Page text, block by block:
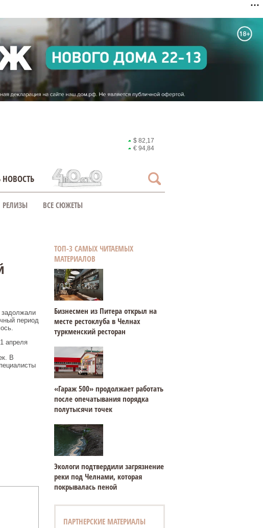
$ 82,17
€ 94,84
РЕЛИЗЫ ВСЕ СЮЖЕТЫ
задолжали
период
апреля
В
ТОП-3 САМЫХ ЧИТАЕМЫХ
МАТЕРИАЛОВ
Бизнесмен из Питера открыл на
месте рестоклуба в Челнах
туркменский ресторан
«Гараж 500» продолжает работать
после опечатывания порядка
полутысячи точек
Экологи подтвердили загрязнение
реки под Челнами, которая
покрывалась пеной
ПАРТНЕРСКИЕ МАТЕРИАЛЫ